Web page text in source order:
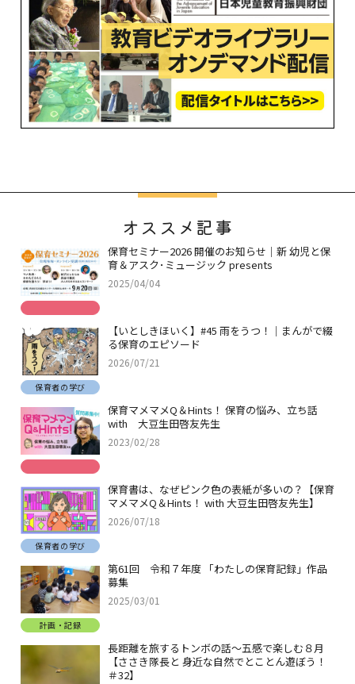
オススメ記事
保育セミナー2026 開催のお知らせ｜新 幼児と保
育＆アスク･ミュージック presents
2025/04/04
【いとしきほいく】#45 雨をうつ！｜まんがで綴
る保育のエピソード
2026/07/21
保育者の学び
保育マメマメQ＆Hints！ 保育の悩み、立ち話
with 大豆生田啓友先生
2023/02/28
保育書は、なぜピンク色の表紙が多いの？【保育
マメマメQ＆Hints！ with 大豆生田啓友先生】
2026/07/18
保育者の学び
第61回 令和７年度 「わたしの保育記録」作品
募集
2025/03/01
計画・記録
長距離を旅するトンボの話～五感で楽しむ８月
【ささき隊長と 身近な自然でとことん遊ぼう！
＃32】